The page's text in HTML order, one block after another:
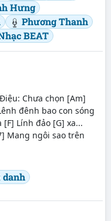
Hưng
Phương Thanh
BEAT
Chưa chọn [Am]
đênh bao con sóng
Lính đảo [G] xa...
Mang ngôi sao trên